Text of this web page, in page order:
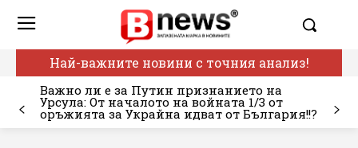
Най-важните новини с точния анализ!
Важно ли е за Путин признанието на
Урсула: От началото на войната 1/3 от
оръжията за Украйна идват от България!!?